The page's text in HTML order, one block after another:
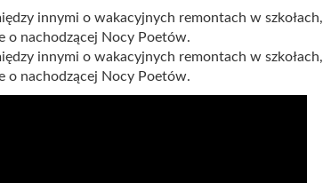
innymi o wakacyjnych remontach w szkołach,
o nachodzącej Nocy Poetów.
innymi o wakacyjnych remontach w szkołach,
o nachodzącej Nocy Poetów.